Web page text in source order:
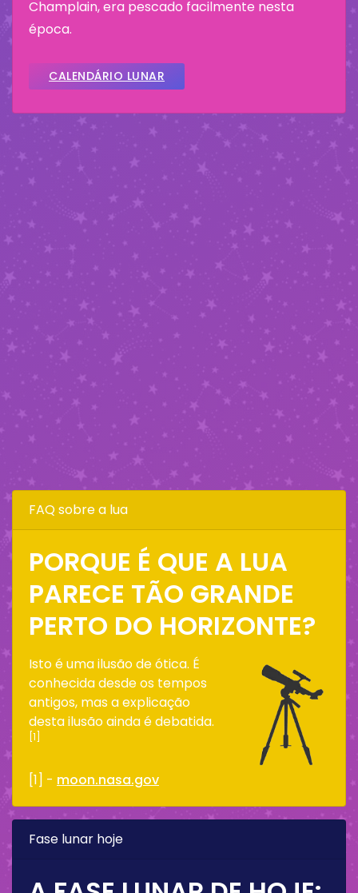
Champlain, era pescado facilmente nesta
época.
CALENDÁRIO LUNAR
FAQ sobre a lua
PORQUE É QUE A LUA
PARECE TÃO GRANDE
PERTO DO HORIZONTE?
Isto é uma ilusão de ótica. É
conhecida desde os tempos
antigos, mas a explicação
desta ilusão ainda é debatida.
[1]
[1] - moon.nasa.gov
Fase lunar hoje